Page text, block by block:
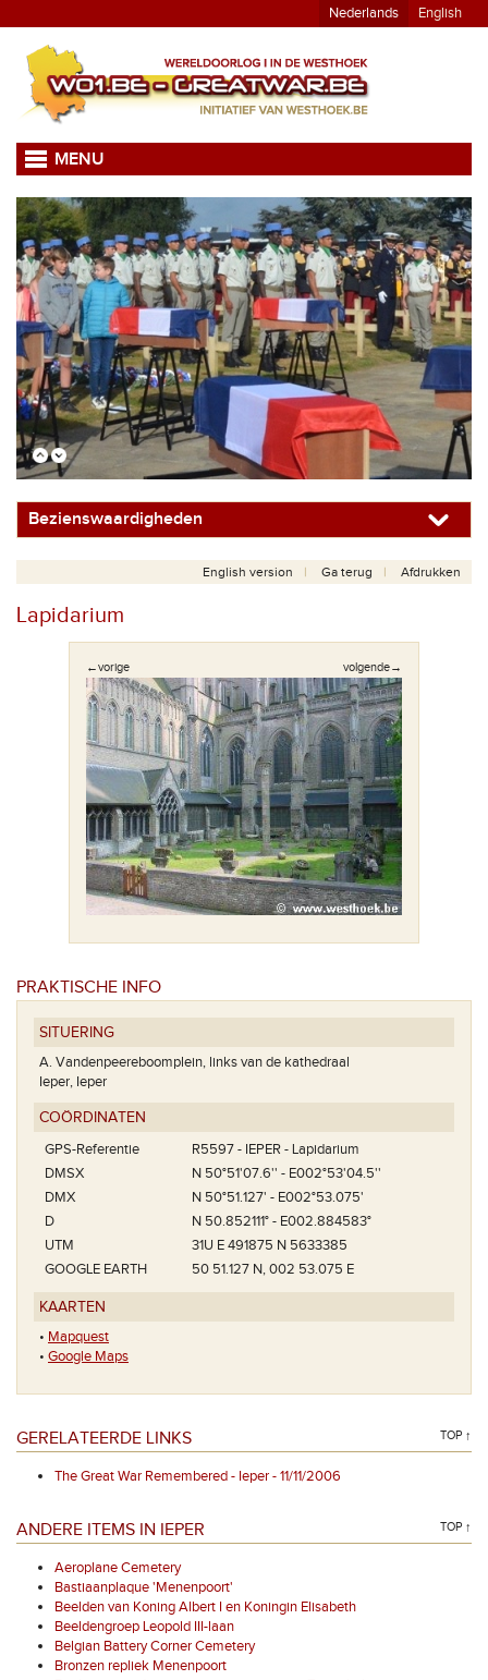
Nederlands English
MENU
Bezienswaardigheden
English version Ga terug Afdrukken
Lapidarium
←vorige volgende→
PRAKTISCHE INFO
SITUERING
A. Vandenpeereboomplein, links van de kathedraal
Ieper, Ieper
COÖRDINATEN
GPS-Referentie
R5597 - IEPER - Lapidarium
DMSX
N 50°51'07.6'' - E002°53'04.5''
DMX
N 50°51.127' - E002°53.075'
D
N 50.852111° - E002.884583°
UTM
31U E 491875 N 5633385
GOOGLE EARTH
50 51.127 N, 002 53.075 E
KAARTEN
• Mapquest
• Google Maps
GERELATEERDE LINKS TOP ↑
The Great War Remembered - Ieper - 11/11/2006
ANDERE ITEMS IN IEPER TOP ↑
Aeroplane Cemetery
Bastiaanplaque 'Menenpoort'
Beelden van Koning Albert I en Koningin Elisabeth
Beeldengroep Leopold III-laan
Belgian Battery Corner Cemetery
Bronzen repliek Menenpoort